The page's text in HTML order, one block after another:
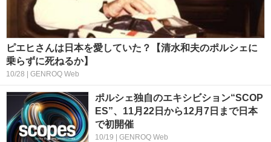
ピエヒさんは日本を愛していた？【清水和夫のポルシェに
乗らずに死ねるか】
10/28 | GENROQ Web
ポルシェ独自のエキシビション“SCOP
ES”、11月22日から12月7日まで日本
で初開催
10/19 | GENROQ Web